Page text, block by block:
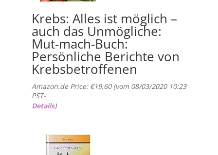
Krebs: Alles ist möglich –
auch das Unmögliche:
Mut-mach-Buch:
Persönliche Berichte von
Krebsbetroffenen
Amazon.de Price: €19,60(vom 08/03/2020 10:23
PST-
Details)